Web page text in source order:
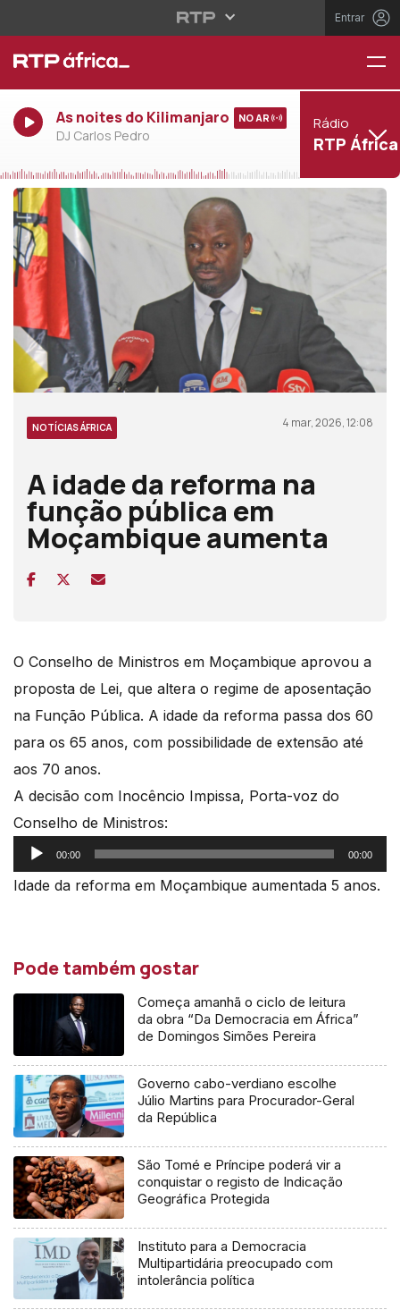
Entrar
As noites do Kilimanjaro
DJ Carlos Pedro
NO AR Rádio
RTP África
NOTÍCIAS ÁFRICA 4 mar, 2026, 12:08
A idade da reforma na
função pública em
Moçambique aumenta
O Conselho de Ministros em Moçambique aprovou a
proposta de Lei, que altera o regime de aposentação
na Função Pública. A idade da reforma passa dos 60
para os 65 anos, com possibilidade de extensão até
aos 70 anos.
A decisão com Inocêncio Impissa, Porta-voz do
Conselho de Ministros:
Reprodutor
de
00:00 00:00
Idade da reforma em Moçambique aumentada 5 anos.
Pode também gostar
Começa amanhã o ciclo de leitura
da obra “Da Democracia em África”
de Domingos Simões Pereira
Governo cabo-verdiano escolhe
Júlio Martins para Procurador-Geral
da República
São Tomé e Príncipe poderá vir a
conquistar o registo de Indicação
Geográfica Protegida
Instituto para a Democracia
Multipartidária preocupado com
intolerância política